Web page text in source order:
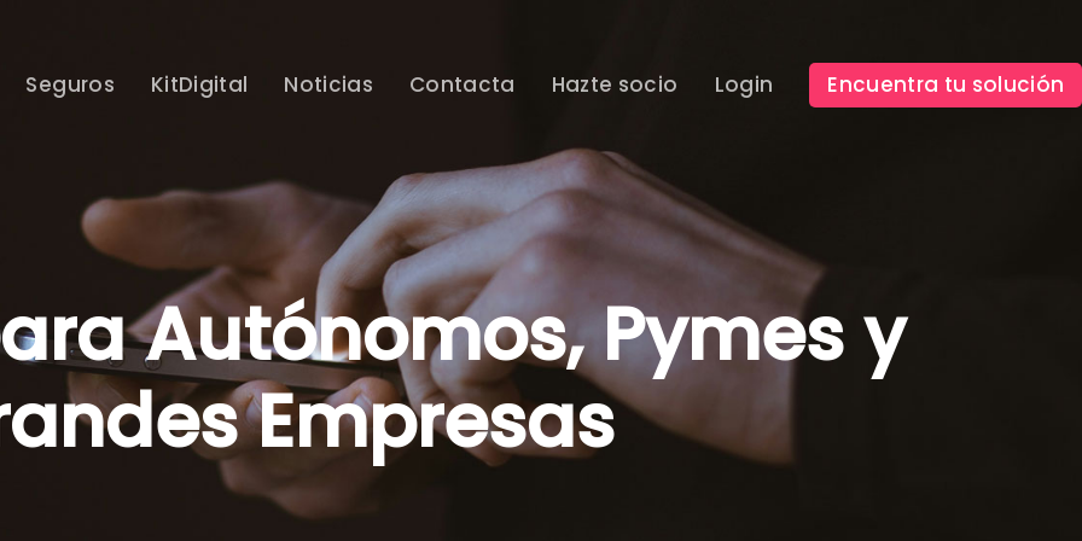
Seguros KitDigital Noticias Contacta Hazte socio Login Encuentra tu solución
Autónomos, Pymes y
Empresas